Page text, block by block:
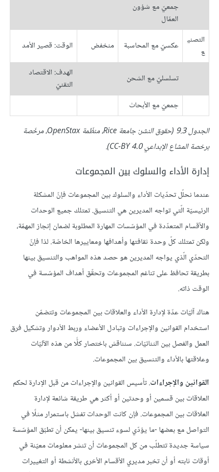
جمعيّ مع شؤون
العمّال
التصني
ع
عكسيّ مع المحاسبة منخفض الوقت: قصير الأمد
تسلسليّ مع الشحن
الهدف: الاقتصاد
التقنيّ
جمعيّ مع الأبحاث
الجدول 9.3 (حقوق النشر: جامعة Rice، منظّمة OpenStax، مرخّصة
برخصة المشاع الإبداعيّ CC-BY 4.0).
إدارة الأداء والسلوك بين المجموعات
عندما نحلّل تحدّيات الأداء والسلوك بين المجموعات فإنّ المشكلة
الرئيسيّة الّتي تواجه المديرين هي التنسيق. تمتلك جميع الوحدات
والأقسام المتعدّدة في المؤسّسات المهارة المطلوبة لضمان إنجاز المهمّة،
ولكن تمتلك كلّ وحدة ثقافتها وأهدافها ومعاييرها الخاصّة. لذا فإنّ
التحدّي الّذي يواجه المديرين هو حصد هذه المواهب والتنسيق بينها
بطريقة تحافظ على تناغم المجموعات وتحقّق أهداف المؤسّسة في
الوقت ذاته.
هناك آليّات عدّة لإدارة الأداء والعلاقات بين المجموعات وتتضمّن
استخدام القوانين والإجراءات وتبادل الأعضاء وربط الأدوار وتشكيل فرق
العمل والفصل بين الثنائيّات. سنناقش باختصار كلًّا من هذه الآليّات
وعلاقتها بالأداء والتنسيق بين المجموعات.
القوانين والإجراءات. تأسيس القوانين والإجراءات من قبل الإدارة لحكم
العلاقات بين قسمين أو وحدتين أو أكثر هي طريقة شائعة لإدارة
العلاقات بين المجموعات. فإن كانت الوحدات تفشل باستمرار مثلًا في
التواصل مع بعضها -ما يؤدّي لسوء تنسيق بينها- يمكن أن تطبّق المؤسّسة
سياسة جديدة تتطلّب من كل المجموعات أن تنشر معلومات معيّنة في
أوقات ثابته أو أن تخبر مديري الأقسام الأخرى بالأنشطة أو التغييرات